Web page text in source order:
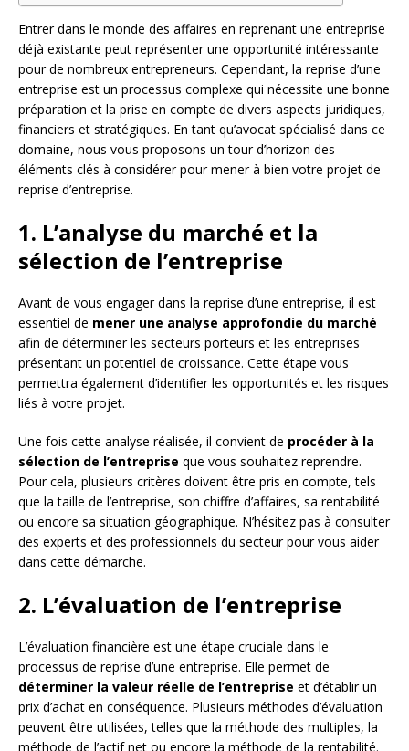
Entrer dans le monde des affaires en reprenant une entreprise
déjà existante peut représenter une opportunité intéressante
pour de nombreux entrepreneurs. Cependant, la reprise d’une
entreprise est un processus complexe qui nécessite une bonne
préparation et la prise en compte de divers aspects juridiques,
financiers et stratégiques. En tant qu’avocat spécialisé dans ce
domaine, nous vous proposons un tour d’horizon des
éléments clés à considérer pour mener à bien votre projet de
reprise d’entreprise.
1. L’analyse du marché et la
sélection de l’entreprise
Avant de vous engager dans la reprise d’une entreprise, il est
essentiel de mener une analyse approfondie du marché
afin de déterminer les secteurs porteurs et les entreprises
présentant un potentiel de croissance. Cette étape vous
permettra également d’identifier les opportunités et les risques
liés à votre projet.
Une fois cette analyse réalisée, il convient de procéder à la
sélection de l’entreprise que vous souhaitez reprendre.
Pour cela, plusieurs critères doivent être pris en compte, tels
que la taille de l’entreprise, son chiffre d’affaires, sa rentabilité
ou encore sa situation géographique. N’hésitez pas à consulter
des experts et des professionnels du secteur pour vous aider
dans cette démarche.
2. L’évaluation de l’entreprise
L’évaluation financière est une étape cruciale dans le
processus de reprise d’une entreprise. Elle permet de
déterminer la valeur réelle de l’entreprise et d’établir un
prix d’achat en conséquence. Plusieurs méthodes d’évaluation
peuvent être utilisées, telles que la méthode des multiples, la
méthode de l’actif net ou encore la méthode de la rentabilité.